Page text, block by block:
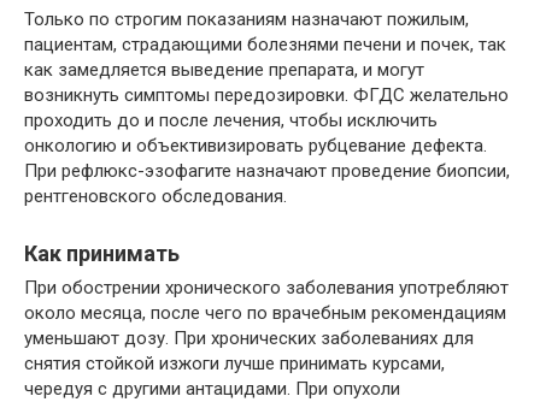
Только по строгим показаниям назначают пожилым,
пациентам, страдающими болезнями печени и почек, так
как замедляется выведение препарата, и могут
возникнуть симптомы передозировки. ФГДС желательно
проходить до и после лечения, чтобы исключить
онкологию и объективизировать рубцевание дефекта.
При рефлюкс-эзофагите назначают проведение биопсии,
рентгеновского обследования.
Как принимать
При обострении хронического заболевания употребляют
около месяца, после чего по врачебным рекомендациям
уменьшают дозу. При хронических заболеваниях для
снятия стойкой изжоги лучше принимать курсами,
чередуя с другими антацидами. При опухоли